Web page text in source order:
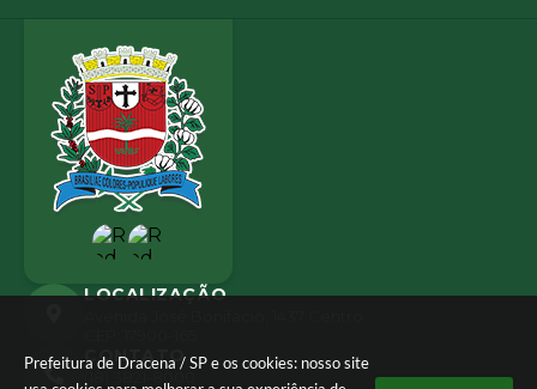
Prefeitura de Dracena / SP e os cookies: nosso site
LOCALIZAÇÃO
CONTATO